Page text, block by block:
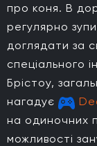
про коня. В
регулярно
доглядати за
спеціального
Брістоу,
нагадує
на одиночних
можливості